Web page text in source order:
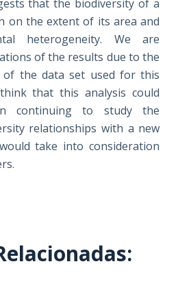
that the biodiversity of a
on the extent of its area and
heterogeneity. We are
of the results due to the
of the data set used for this
that this analysis could
continuing to study the
relationships with a new
take into consideration